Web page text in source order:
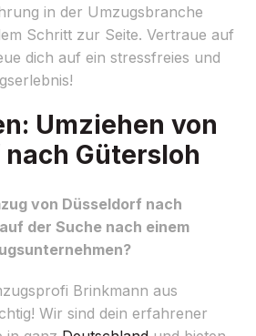
in der Umzugsbranche
Schritt zur Seite. Vertraue auf
dich auf ein stressfreies und
Umziehen von
Gütersloh
von Düsseldorf nach
der Suche nach einem
Brinkmann aus
Wir sind dein erfahrener